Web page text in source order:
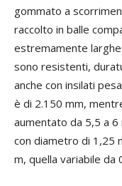
gommato a
raccolto in balle
estremamente
sono resistenti,
anche con insilati
è di 2.150 mm,
aumentato da 5,5 a 6
con diametro di 1,25
m, quella variabile da